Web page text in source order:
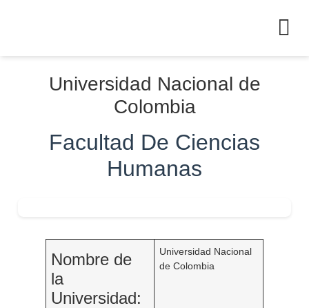
Universidad Nacional de
Colombia
Facultad De Ciencias
Humanas
Nombre de
la
Universidad:
Universidad Nacional
de Colombia